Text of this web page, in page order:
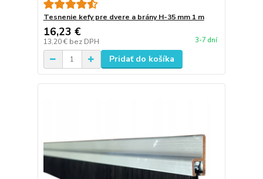
Tesnenie kefy pre dvere a brány H-35 mm 1 m
16,23 €
13,20 € bez DPH 3-7 dní
Pridať do košíka